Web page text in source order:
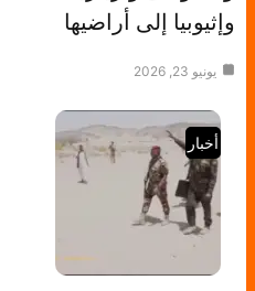
وإثيوبيا إلى أراضيها
يونيو 23, 2026
أخبار